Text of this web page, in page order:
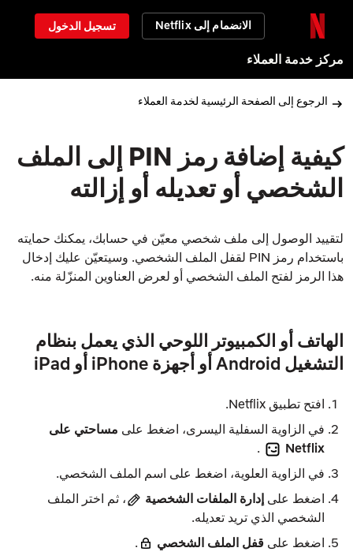
الانضمام إلى Netflix تسجيل الدخول
مركز خدمة العملاء
الرجوع إلى الصفحة الرئيسية لخدمة العملاء
كيفية إضافة رمز PIN إلى الملف
الشخصي أو تعديله أو إزالته
لتقييد الوصول إلى ملف شخصي معيّن في حسابك، يمكنك حمايته
باستخدام رمز PIN
لقفل الملف الشخصي. وسيتعيّن عليك إدخال
هذا الرمز لفتح الملف الشخصي أو لعرض العناوين المنزّلة منه.
الهاتف أو الكمبيوتر اللوحي الذي يعمل بنظام
التشغيل Android أو أجهزة iPhone أو iPad
افتح تطبيق Netflix.
في الزاوية السفلية اليسرى، اضغط على مساحتي على
Netflix
.
في الزاوية العلوية، اضغط على اسم الملف الشخصي.
اضغط على إدارة الملفات الشخصية
، ثم اختر الملف
الشخصي الذي تريد تعديله.
اضغط على قفل الملف الشخصي
.